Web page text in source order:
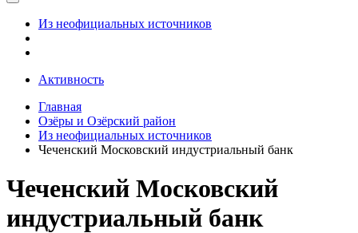
Из неофициальных источников
Активность
Главная
Озёры и Озёрский район
Из неофициальных источников
Чеченский Московский индустриальный банк
Чеченский Московский
индустриальный банк